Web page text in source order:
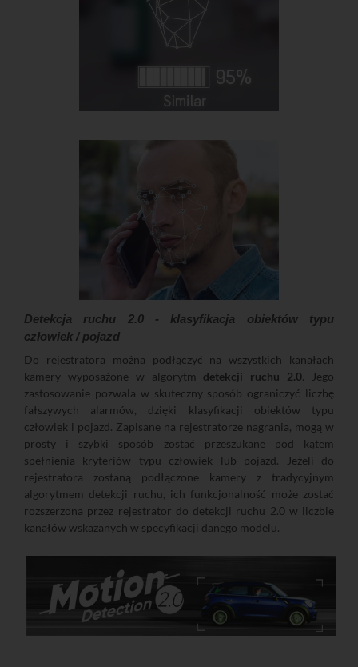
Detekcja ruchu 2.0 - klasyfikacja obiektów typu
człowiek / pojazd
Do rejestratora można podłączyć na wszystkich kanałach
kamery wyposażone w algorytm detekcji ruchu 2.0. Jego
zastosowanie pozwala w skuteczny sposób ograniczyć liczbę
fałszywych alarmów, dzięki klasyfikacji obiektów typu
człowiek i pojazd. Zapisane na rejestratorze nagrania, mogą w
prosty i szybki sposób zostać przeszukane pod kątem
spełnienia kryteriów typu człowiek lub pojazd. Jeżeli do
rejestratora zostaną podłączone kamery z tradycyjnym
algorytmem detekcji ruchu, ich funkcjonalność może zostać
rozszerzona przez rejestrator do detekcji ruchu 2.0 w liczbie
kanałów wskazanych w specyfikacji danego modelu.